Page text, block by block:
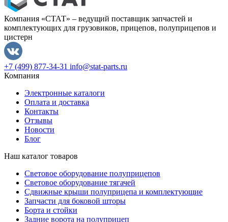
Компания «СТАТ» – ведущий поставщик запчастей и
комплектующих для грузовиков, прицепов, полуприцепов и
цистерн
+7 (499) 877-34-31 info@stat-parts.ru
Компания
Электронные каталоги
Оплата и доставка
Контакты
Отзывы
Новости
Блог
Наш каталог товаров
Световое оборудование полуприцепов
Световое оборудование тягачей
Сдвижные крыши полуприцепа и комплектующие
Запчасти для боковой шторы
Борта и стойки
Задние ворота на полуприцеп